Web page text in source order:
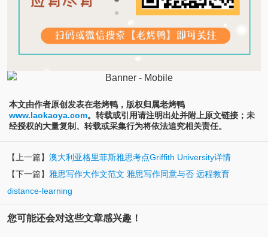
本文由作者原创发表在老烤鸭，版权归属老烤鸭
www.laokaoya.com。转载或引用请注明出处并附上原文链接；未
经授权的大量复制、转载或采集行为将依法追究相关责任。
【上一篇】 澳大利亚格里菲斯雅思考点Griffith University详情
【下一篇】 雅思写作大作文范文 雅思写作同意与否 远程教育
distance-learning
您可能还会对这些文章感兴趣！